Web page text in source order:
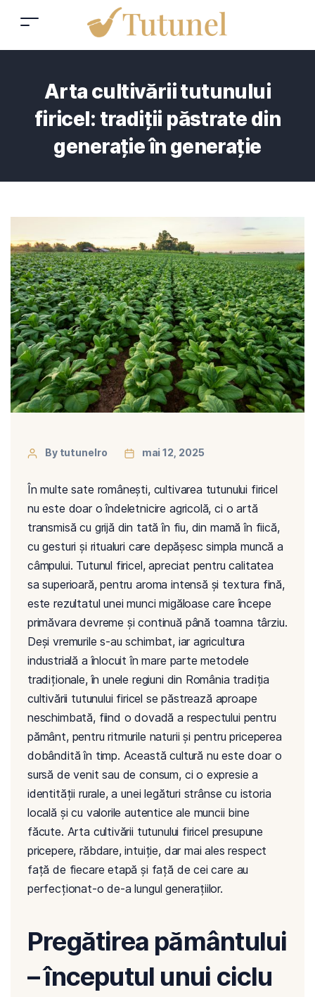
Arta cultivării tutunului
firicel: tradiții păstrate din
generație în generație
By tutunelro mai 12, 2025
În multe sate românești, cultivarea tutunului firicel
nu este doar o îndeletnicire agricolă, ci o artă
transmisă cu grijă din tată în fiu, din mamă în fiică,
cu gesturi și ritualuri care depășesc simpla muncă a
câmpului. Tutunul firicel, apreciat pentru calitatea
sa superioară, pentru aroma intensă și textura fină,
este rezultatul unei munci migăloase care începe
primăvara devreme și continuă până toamna târziu.
Deși vremurile s-au schimbat, iar agricultura
industrială a înlocuit în mare parte metodele
tradiționale, în unele regiuni din România tradiția
cultivării tutunului firicel se păstrează aproape
neschimbată, fiind o dovadă a respectului pentru
pământ, pentru ritmurile naturii și pentru priceperea
dobândită în timp. Această cultură nu este doar o
sursă de venit sau de consum, ci o expresie a
identității rurale, a unei legături strânse cu istoria
locală și cu valorile autentice ale muncii bine
făcute. Arta cultivării tutunului firicel presupune
pricepere, răbdare, intuiție, dar mai ales respect
față de fiecare etapă și față de cei care au
perfecționat-o de-a lungul generațiilor.
Pregătirea pământului
– începutul unui ciclu